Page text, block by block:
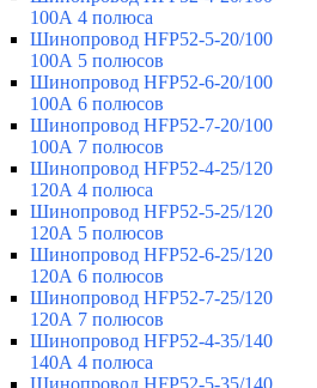
100А 4 полюса
Шинопровод HFP52-5-20/100
100А 5 полюсов
Шинопровод HFP52-6-20/100
100А 6 полюсов
Шинопровод HFP52-7-20/100
100А 7 полюсов
Шинопровод HFP52-4-25/120
120А 4 полюса
Шинопровод HFP52-5-25/120
120А 5 полюсов
Шинопровод HFP52-6-25/120
120А 6 полюсов
Шинопровод HFP52-7-25/120
120А 7 полюсов
Шинопровод HFP52-4-35/140
140А 4 полюса
Шинопровод HFP52-5-35/140